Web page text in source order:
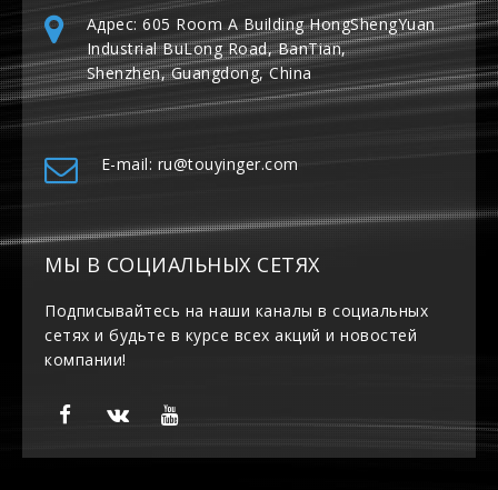
Адрес: 605 Room A Building HongShengYuan
Industrial BuLong Road, BanTian,
Shenzhen, Guangdong, China
E-mail: ru@touyinger.com
МЫ В СОЦИАЛЬНЫХ СЕТЯХ
Подписывайтесь на наши каналы в социальных
сетях и будьте в курсе всех акций и новостей
компании!